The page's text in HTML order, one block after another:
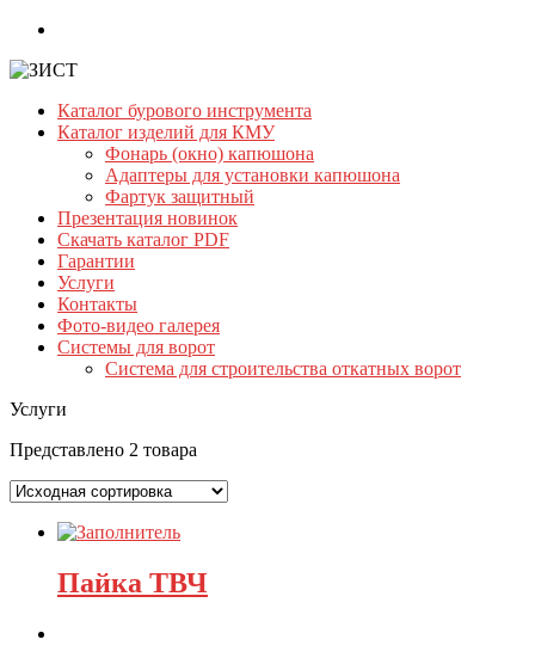
Skip
content
ЗИСТ
Бурильный
инструмент.
инструмент
Каталог бурового инструмента
Каталог изделий для КМУ
Фонарь (окно) капюшона
Адаптеры для установки капюшона
Фартук защитный
Презентация новинок
Скачать каталог PDF
Гарантии
Услуги
Контакты
Фото-видео галерея
Системы для ворот
Система для строительства откатных ворот
Услуги
Представлено 2 товара
Пайка ТВЧ